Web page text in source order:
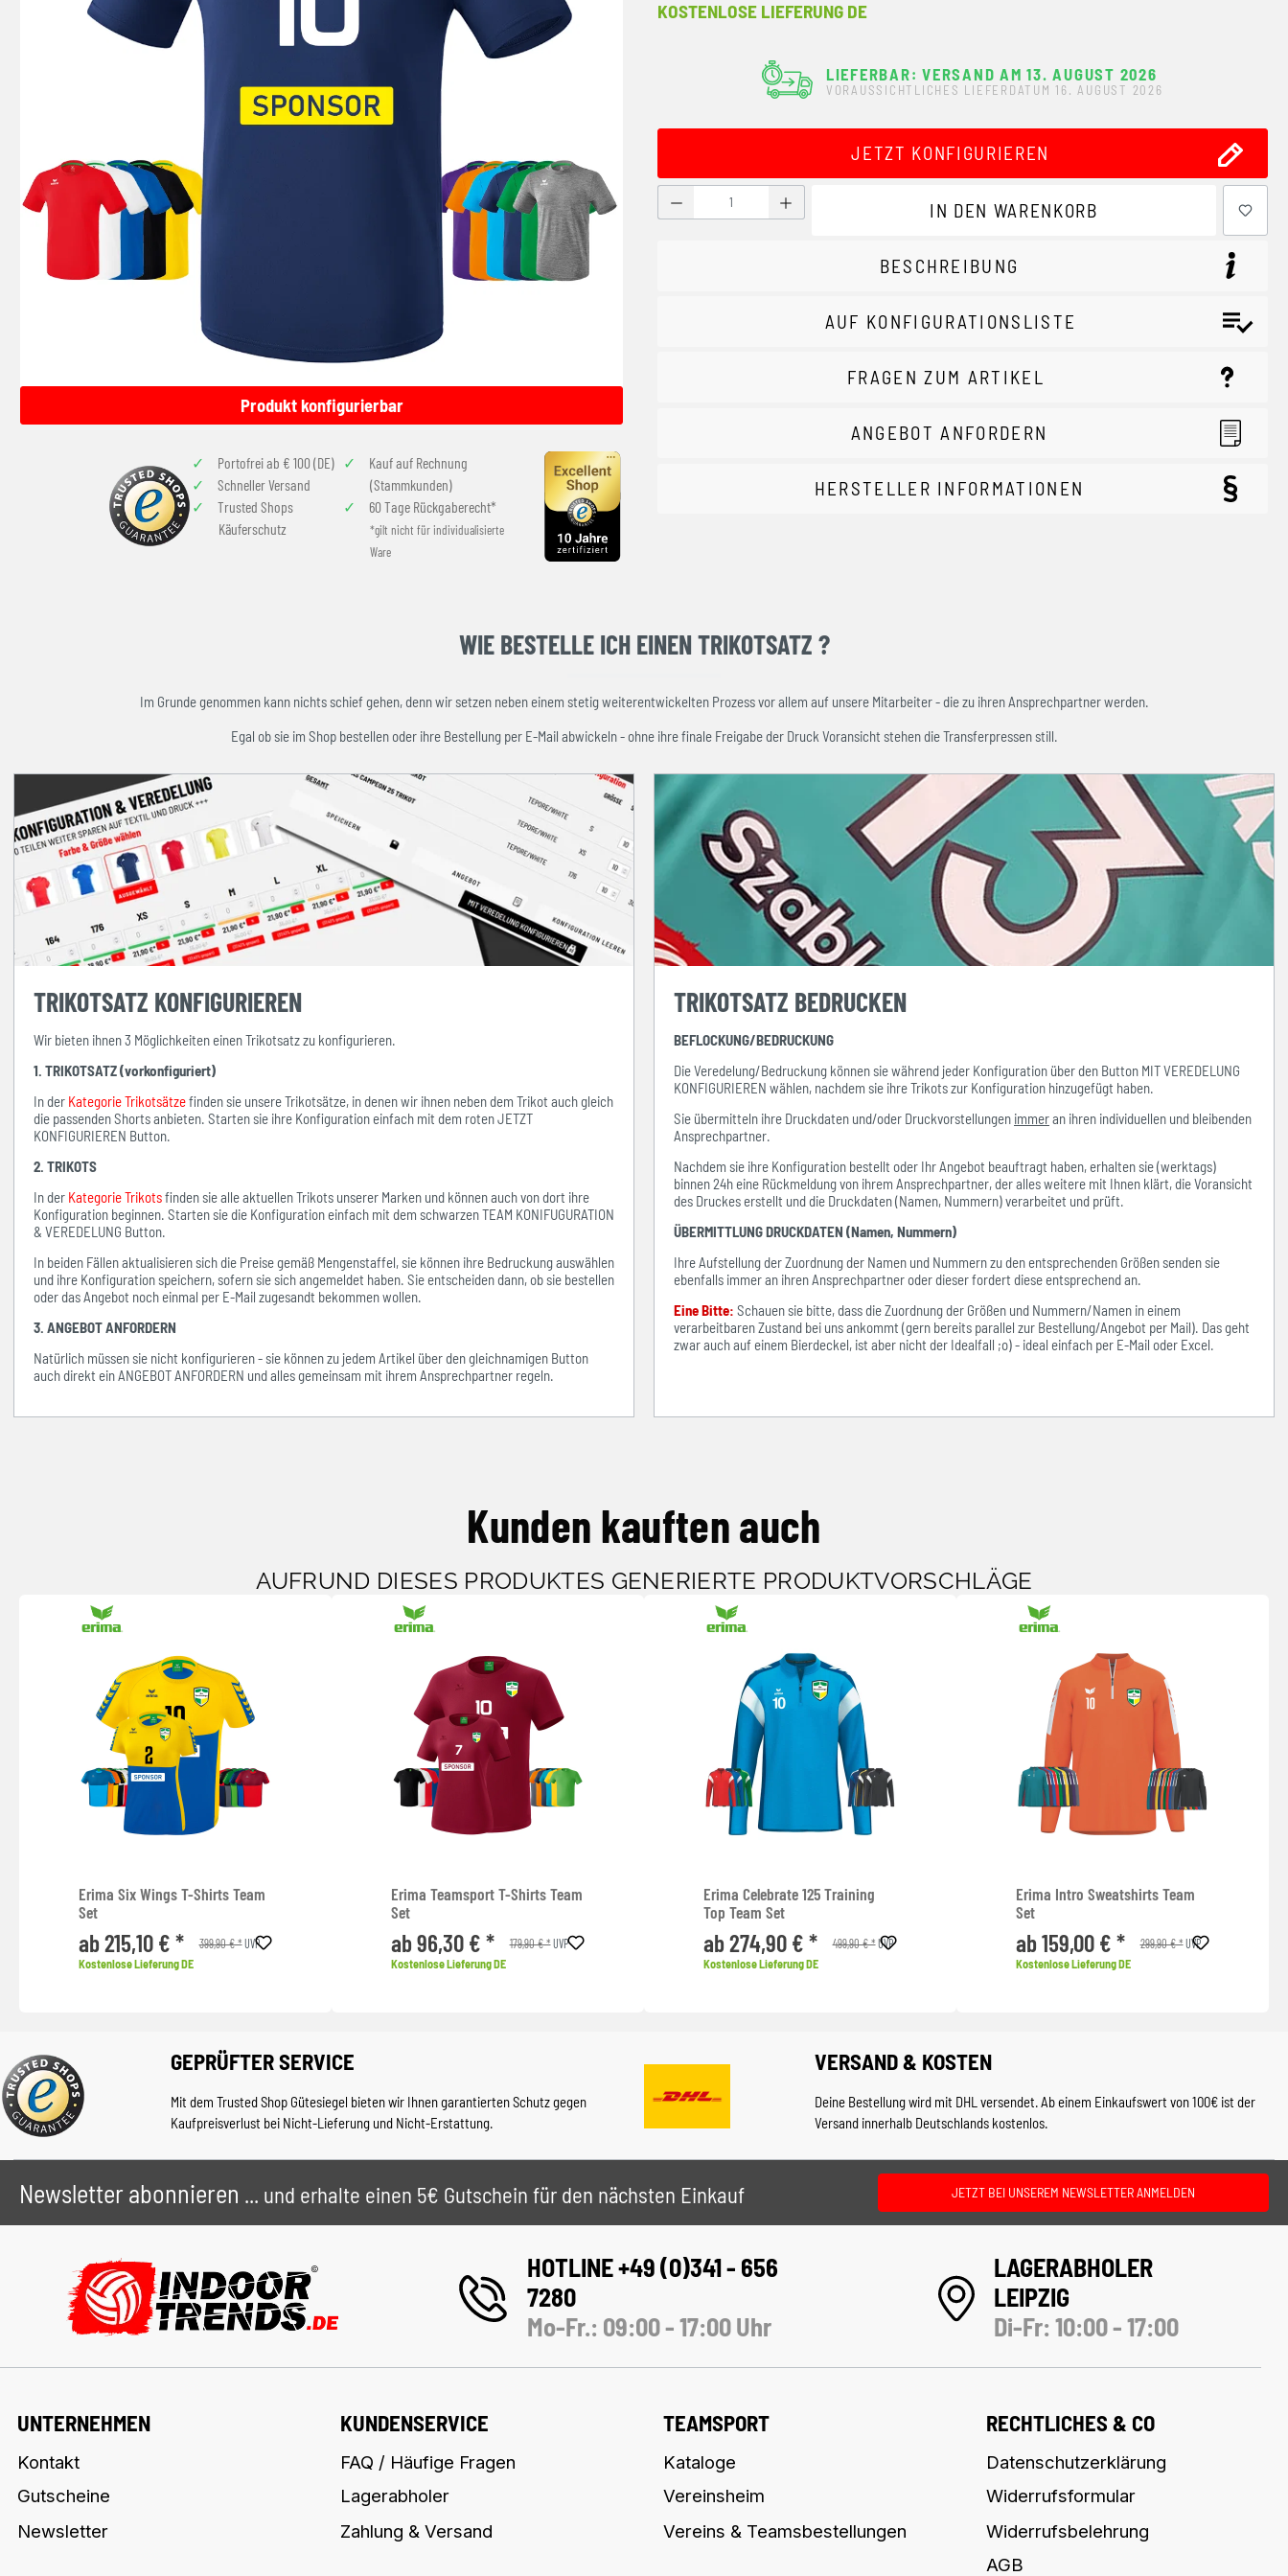
Produkt konfigurierbar
Portofrei ab € 100 (DE)
Schneller Versand
Trusted Shops
Käuferschutz
Kauf auf Rechnung
(Stammkunden)
60 Tage Rückgaberecht*
*gilt nicht für individualisierte
Ware
KOSTENLOSE LIEFERUNG DE
LIEFERBAR: VERSAND AM 13. AUGUST 2026
VORAUSSICHTLICHES LIEFERDATUM 16. AUGUST 2026
JETZT KONFIGURIEREN
Produkt Anzahl: Gib den gewünschten Wert ein oder benutze die Schaltflächen
IN DEN WARENKORB
BESCHREIBUNG
AUF KONFIGURATIONSLISTE
FRAGEN ZUM ARTIKEL
ANGEBOT ANFORDERN
HERSTELLER INFORMATIONEN
WIE BESTELLE ICH EINEN TRIKOTSATZ ?
Im Grunde genommen kann nichts schief gehen, denn wir setzen neben einem stetig weiterentwickelten Prozess vor allem auf unsere Mitarbeiter - die zu ihren Ansprechpartner werden.
Egal ob sie im Shop bestellen oder ihre Bestellung per E-Mail abwickeln - ohne ihre finale Freigabe der Druck Voransicht stehen die Transferpressen still.
TRIKOTSATZ KONFIGURIEREN
Wir bieten ihnen 3 Möglichkeiten einen Trikotsatz zu konfigurieren.
1. TRIKOTSATZ (vorkonfiguriert)
In der Kategorie Trikotsätzefinden sie unsere Trikotsätze, in denen wir ihnen neben dem Trikot auch gleich
die passenden Shorts anbieten. Starten sie ihre Konfiguration einfach mit dem roten JETZT
KONFIGURIEREN Button.
2. TRIKOTS
In der Kategorie Trikotsfinden sie alle aktuellen Trikots unserer Marken und können auch von dort ihre
Konfiguration beginnen. Starten sie die Konfiguration einfach mit dem schwarzen TEAM KONIFUGURATION
& VEREDELUNG Button.
In beiden Fällen aktualisieren sich die Preise gemäß Mengenstaffel, sie können ihre Bedruckung auswählen
und ihre Konfiguration speichern, sofern sie sich angemeldet haben. Sie entscheiden dann, ob sie bestellen
oder das Angebot noch einmal per E-Mail zugesandt bekommen wollen.
3. ANGEBOT ANFORDERN
Natürlich müssen sie nicht konfigurieren - sie können zu jedem Artikel über den gleichnamigen Button
auch direkt ein ANGEBOT ANFORDERN und alles gemeinsam mit ihrem Ansprechpartner regeln.
TRIKOTSATZ BEDRUCKEN
BEFLOCKUNG/BEDRUCKUNG
Die Veredelung/Bedruckung können sie während jeder Konfiguration über den Button MIT VEREDELUNG
KONFIGURIEREN wählen, nachdem sie ihre Trikots zur Konfiguration hinzugefügt haben.
Sie übermitteln ihre Druckdaten und/oder Druckvorstellungen immeran ihren individuellen und bleibenden
Ansprechpartner.
Nachdem sie ihre Konfiguration bestellt oder Ihr Angebot beauftragt haben, erhalten sie (werktags)
binnen 24h eine Rückmeldung von ihrem Ansprechpartner, der alles weitere mit Ihnen klärt, die Voransicht
des Druckes erstellt und die Druckdaten (Namen, Nummern) verarbeitet und prüft.
ÜBERMITTLUNG DRUCKDATEN (Namen, Nummern)
Ihre Aufstellung der Zuordnung der Namen und Nummern zu den entsprechenden Größen senden sie
ebenfalls immer an ihren Ansprechpartner oder dieser fordert diese entsprechend an.
Eine Bitte: Schauen sie bitte, dass die Zuordnung der Größen und Nummern/Namen in einem
verarbeitbaren Zustand bei uns ankommt (gern bereits parallel zur Bestellung/Angebot per Mail). Das geht
zwar auch auf einem Bierdeckel, ist aber nicht der Idealfall ;o) - ideal einfach per E-Mail oder Excel.
Kunden kauften auch
AUFRUND DIESES PRODUKTES GENERIERTE PRODUKTVORSCHLÄGE
Erima Six Wings T-Shirts Team
Set
ab 215,10 € * 399,90 € *UVP
Kostenlose Lieferung DE
Erima Teamsport T-Shirts Team
Set
ab 96,30 € * 179,90 € *UVP
Kostenlose Lieferung DE
Erima Celebrate 125 Training
Top Team Set
ab 274,90 € * 499,90 € *UVP
Kostenlose Lieferung DE
Erima Intro Sweatshirts Team
Set
ab 159,00 € * 299,90 € *UVP
Kostenlose Lieferung DE
GEPRÜFTER SERVICE
Mit dem Trusted Shop Gütesiegel bieten wir Ihnen garantierten Schutz gegen
Kaufpreisverlust bei Nicht-Lieferung und Nicht-Erstattung.
VERSAND & KOSTEN
Deine Bestellung wird mit DHL versendet. Ab einem Einkaufswert von 100€ ist der
Versand innerhalb Deutschlands kostenlos.
Newsletter abonnieren ... und erhalte einen 5€ Gutschein für den nächsten Einkauf JETZT BEI UNSEREM NEWSLETTER ANMELDEN
HOTLINE +49 (0)341 - 656
7280
Mo-Fr.: 09:00 - 17:00 Uhr
LAGERABHOLER
LEIPZIG
Di-Fr: 10:00 - 17:00
UNTERNEHMEN
Kontakt
Gutscheine
Newsletter
KUNDENSERVICE
FAQ / Häufige Fragen
Lagerabholer
Zahlung & Versand
TEAMSPORT
Kataloge
Vereinsheim
Vereins & Teamsbestellungen
RECHTLICHES & CO
Datenschutzerklärung
Widerrufsformular
Widerrufsbelehrung
AGB